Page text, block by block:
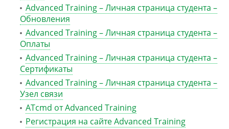
Advanced Training – Личная страница студента –
Обновления
Advanced Training – Личная страница студента –
Оплаты
Advanced Training – Личная страница студента –
Сертификаты
Advanced Training – Личная страница студента –
Узел связи
ATcmd от Advanced Training
Регистрация на сайте Advanced Training